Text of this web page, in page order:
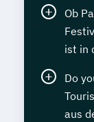
Ob
ist in
Do
aus